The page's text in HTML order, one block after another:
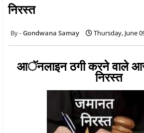
निरस्‍त
Gondwana Samay Thursday, June
आॅनलाइन ठगी करने वाले
निरस्‍त